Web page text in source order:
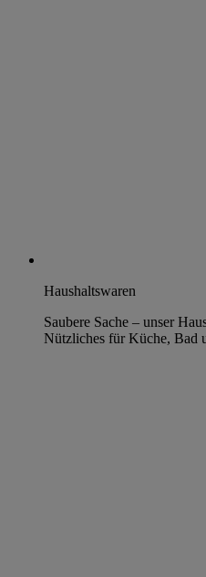
Haushaltswaren
Saubere Sache – unser
Nützliches für Küche, Bad